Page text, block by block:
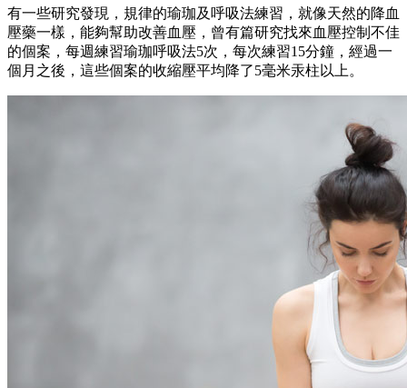
有一些研究發現，規律的瑜珈及呼吸法練習，就像天然的降血
壓藥一樣，能夠幫助改善血壓，曾有篇研究找來血壓控制不佳
的個案，每週練習瑜珈呼吸法5次，每次練習15分鐘，經過一
個月之後，這些個案的收縮壓平均降了5毫米汞柱以上。